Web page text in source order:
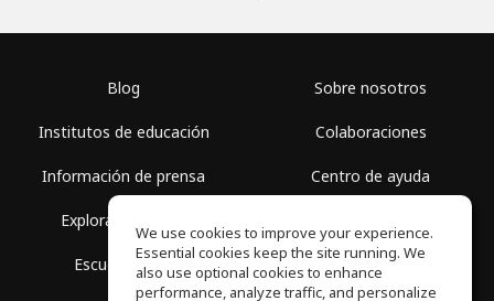
Blog
Institutos de educación
Información de prensa
Explorar espacios
Escuela gratis
Sobre nosotros
Colaboraciones
Centro de ayuda
Política de privacidad
We use cookies to improve your experience.
Essential cookies keep the site running. We
also use optional cookies to enhance
performance, analyze traffic, and personalize